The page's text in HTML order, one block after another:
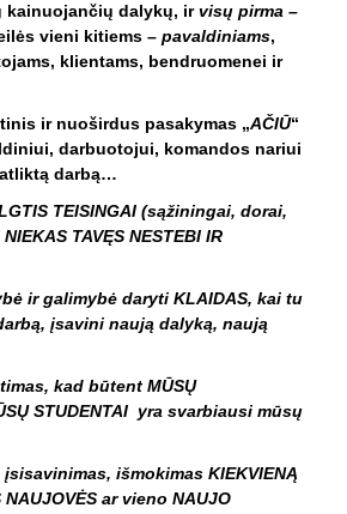
kainuojančių dalykų, irvisų pirma –
vieni kitiems – pavaldiniams,
klientams, bendruomenei ir
ir nuoširdus pasakymas „AČIŪ“
darbuotojui, komandos nariui
darbą…
TEISINGAI (sąžiningai, dorai,
TAVĘS NESTEBI IR
ir galimybė daryti KLAIDAS, kai tu
įsavini naują dalyką, naują
kad būtent MŪSŲ
STUDENTAI yra svarbiausi mūsų
išmokimas KIEKVIENĄ
ar vieno NAUJO